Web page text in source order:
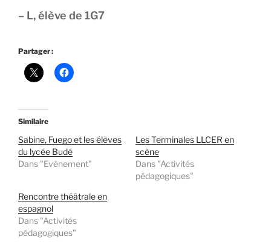
– L, élève de 1G7
Partager :
Similaire
Sabine, Fuego et les élèves
du lycée Budé
Dans "Evènement"
Les Terminales LLCER en
scène
Dans "Activités
pédagogiques"
Rencontre théâtrale en
espagnol
Dans "Activités
pédagogiques"